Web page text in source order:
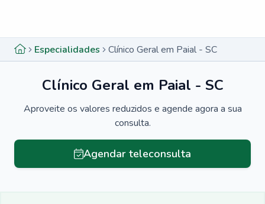
Especialidades Clínico Geral em Paial - SC
Clínico Geral em Paial - SC
Aproveite os valores reduzidos e agende agora a sua
consulta.
Agendar teleconsulta